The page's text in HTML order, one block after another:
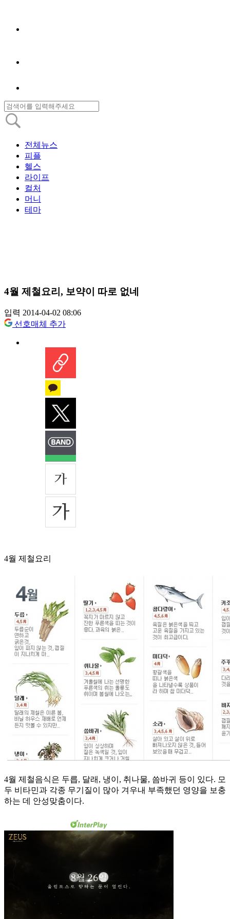
전체뉴스
피플
헬스
라이프
컬처
머니
테마
4월 제철요리, 보약이 따로 없네
입력 2014-04-02 08:06
선호매체 추가
4월 제철요리
4월 제철음식은 두릅, 달래, 냉이, 취나물, 씀바귀 등이 있다. 모
두 비타민과 각종 무기질이 많아 겨우내 부족했던 영양을 보충
하는 데 안성맞춤이다.